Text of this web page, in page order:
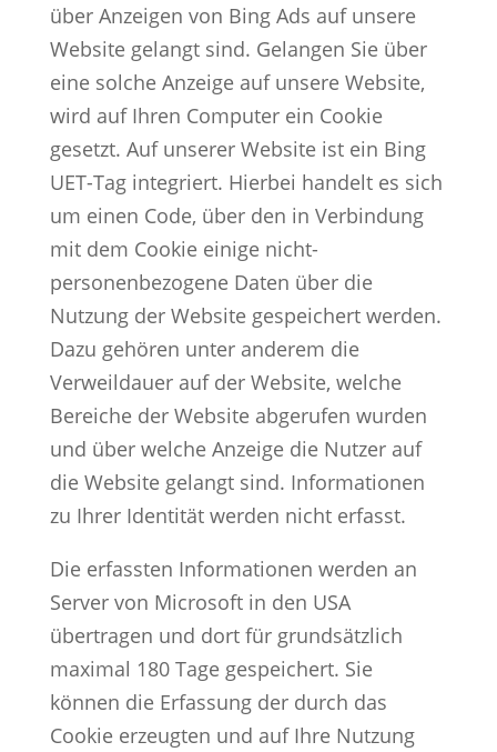
über Anzeigen von Bing Ads auf unsere
Website gelangt sind. Gelangen Sie über
eine solche Anzeige auf unsere Website,
wird auf Ihren Computer ein Cookie
gesetzt. Auf unserer Website ist ein Bing
UET-Tag integriert. Hierbei handelt es sich
um einen Code, über den in Verbindung
mit dem Cookie einige nicht-
personenbezogene Daten über die
Nutzung der Website gespeichert werden.
Dazu gehören unter anderem die
Verweildauer auf der Website, welche
Bereiche der Website abgerufen wurden
und über welche Anzeige die Nutzer auf
die Website gelangt sind. Informationen
zu Ihrer Identität werden nicht erfasst.
Die erfassten Informationen werden an
Server von Microsoft in den USA
übertragen und dort für grundsätzlich
maximal 180 Tage gespeichert. Sie
können die Erfassung der durch das
Cookie erzeugten und auf Ihre Nutzung